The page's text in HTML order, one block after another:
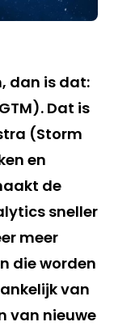
dan is dat:
Dat is
(Storm
en
de
sneller
meer
die worden
van
van nieuwe